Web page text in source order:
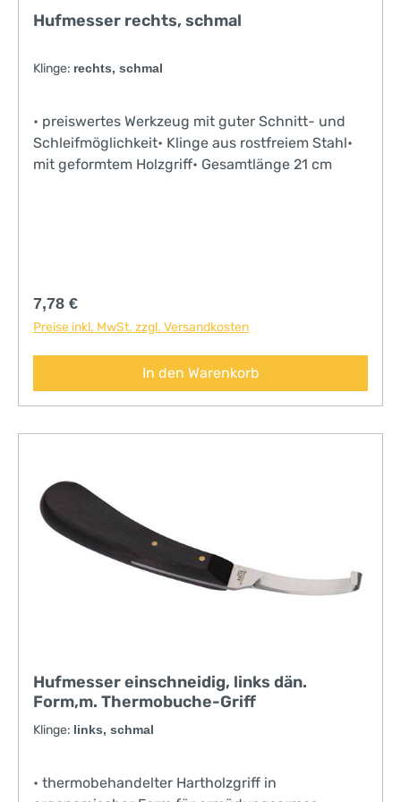
Hufmesser rechts, schmal
Klinge: rechts, schmal
• preiswertes Werkzeug mit guter Schnitt- und
Schleifmöglichkeit• Klinge aus rostfreiem Stahl•
mit geformtem Holzgriff• Gesamtlänge 21 cm
Regulärer Preis:
7,78 €
Preise inkl. MwSt. zzgl. Versandkosten
In den Warenkorb
Hufmesser einschneidig, links dän.
Form,m. Thermobuche-Griff
Klinge: links, schmal
• thermobehandelter Hartholzgriff in